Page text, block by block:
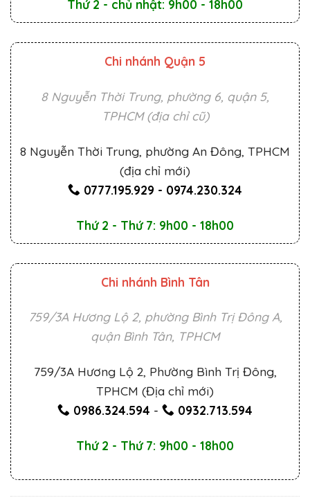
Thứ 2 - chủ nhật: 9h00 - 18h00
Chi nhánh Quận 5
8 Nguyễn Thời Trung, phường 6, quận 5,
TPHCM (địa chỉ cũ)
8 Nguyễn Thời Trung, phường An Đông, TPHCM
(địa chỉ mới)
0777.195.929 - 0974.230.324
Thứ 2 - Thứ 7: 9h00 - 18h00
Chi nhánh Bình Tân
759/3A Hương Lộ 2, phường Bình Trị Đông A,
quận Bình Tân, TPHCM
759/3A Hương Lộ 2, Phường Bình Trị Đông,
TPHCM (Địa chỉ mới)
0986.324.594 - 0932.713.594
Thứ 2 - Thứ 7: 9h00 - 18h00